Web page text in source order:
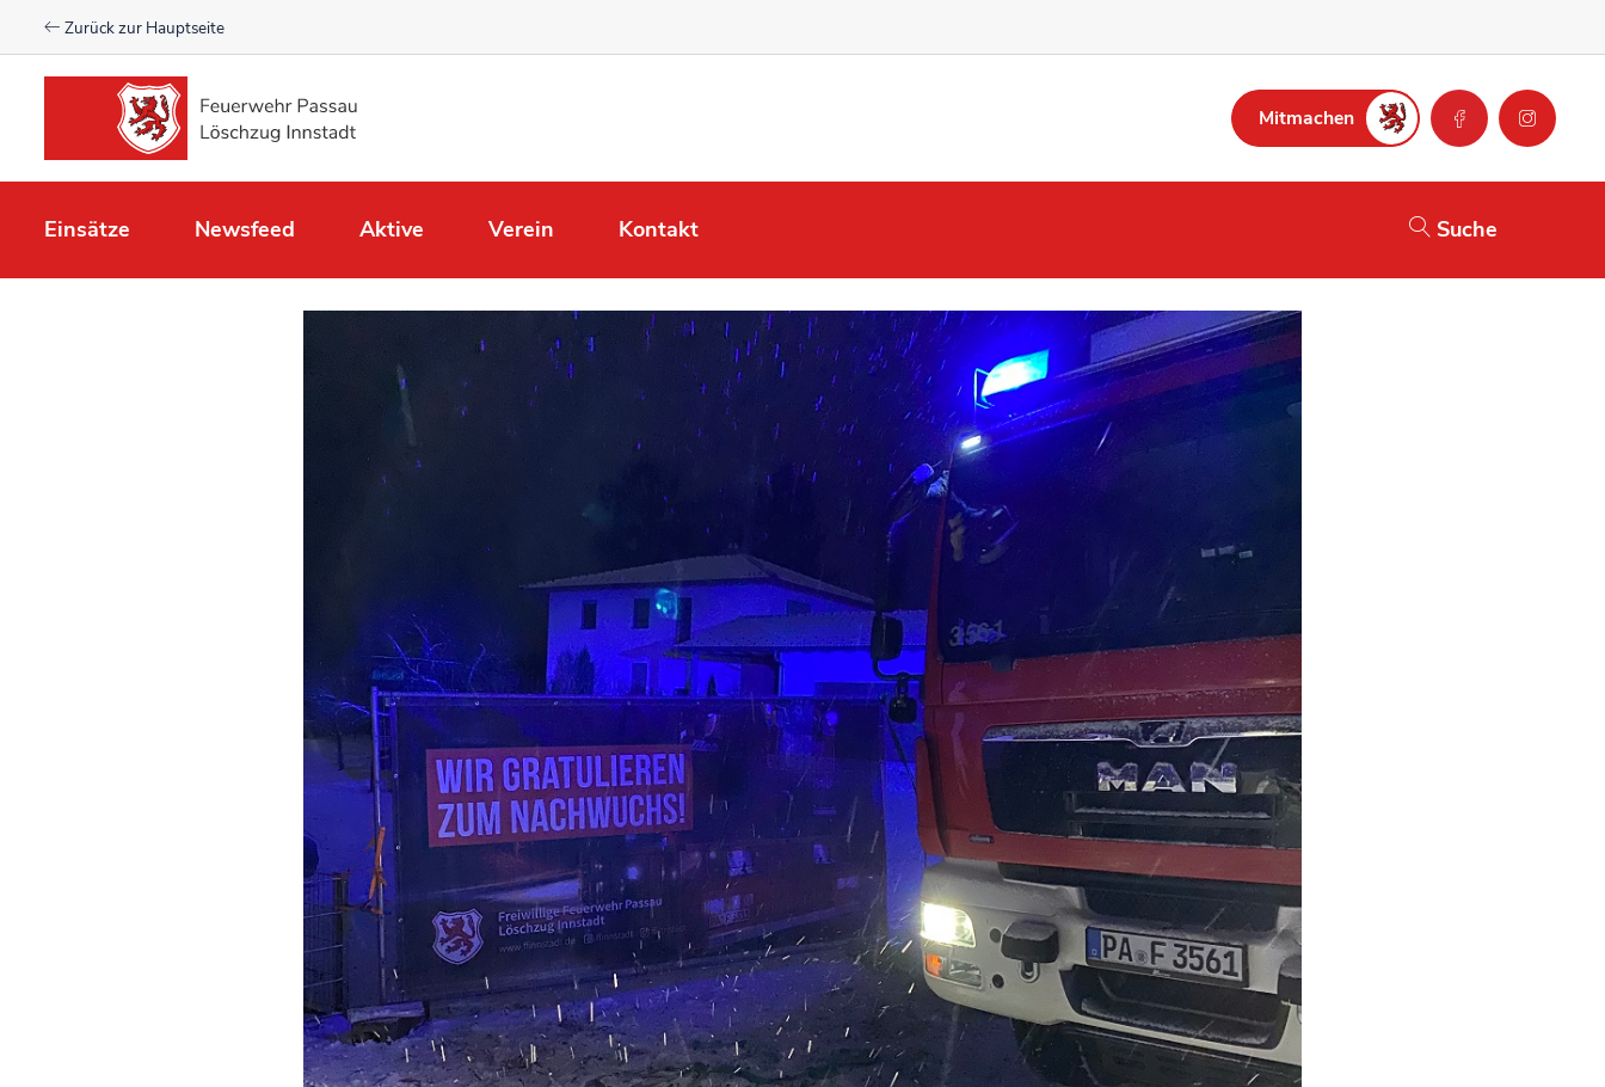
Zurück zur Hauptseite
Mitmachen
Einsätze Newsfeed Aktive Verein Kontakt Suche